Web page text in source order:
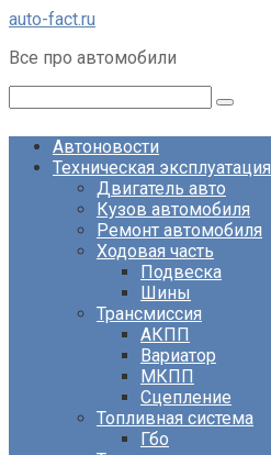
Перейти
контенту
auto-fact.ru
Все про автомобили
Автоновости
Техническая эксплуатация
Двигатель авто
Кузов автомобиля
Ремонт автомобиля
Ходовая часть
Подвеска
Шины
Трансмиссия
АКПП
Вариатор
МКПП
Сцепление
Топливная система
Гбо